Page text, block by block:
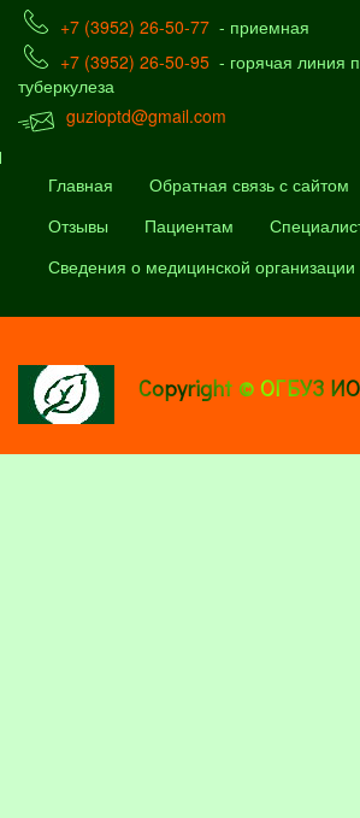
+7 (3952) 26-50-77 - приемная
+7 (3952) 26-50-95 - горячая линия
туберкулеза
guzioptd@gmail.com
Главная Обратная связь с сайтом
Отзывы
Пациентам
Сведения о медицинской организации
Copyright © ОГБУЗ